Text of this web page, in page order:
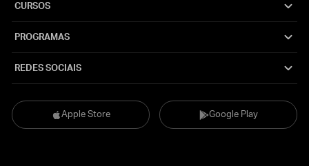
Apple Store Google Play
CURSOS
PROGRAMAS
REDES SOCIAIS